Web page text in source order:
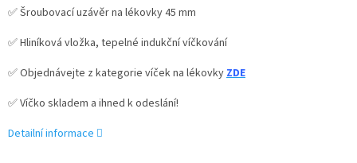
✅ Šroubovací uzávěr na lékovky 45 mm
✅ Hliníková vložka, tepelné indukční víčkování
✅ Objednávejte z kategorie víček na lékovky ZDE
✅ Víčko skladem a ihned k odeslání!
Detailní informace